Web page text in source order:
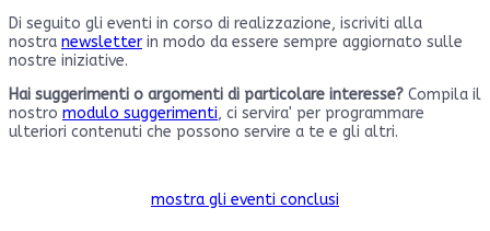
Di seguito gli eventi in corso di realizzazione, iscriviti alla
nostra newsletter in modo da essere sempre aggiornato sulle
nostre iniziative.
Hai suggerimenti o argomenti di particolare interesse? Compila il
nostro modulo suggerimenti, ci servira' per programmare
ulteriori contenuti che possono servire a te e gli altri.
mostra gli eventi conclusi